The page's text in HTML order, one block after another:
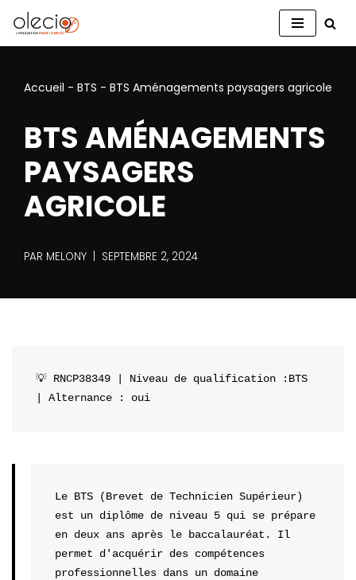
Aller
contenu
Accueil - BTS - BTS Aménagements paysagers agricole
BTS AMÉNAGEMENTS
PAYSAGERS
AGRICOLE
PAR MELONY SEPTEMBRE 2, 2024
💡 RNCP38349 | Niveau de qualification :BTS
| Alternance : oui
Le BTS (Brevet de Technicien Supérieur)
est un diplôme de niveau 5 qui se prépare
en deux ans après le baccalauréat. Il
permet d'acquérir des compétences
professionnelles dans un domaine